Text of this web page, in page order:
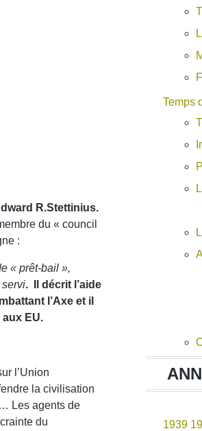
R.Stettinius.
du « council
:
« prêt-bail »,
servi. Il décrit l’aide
l’Axe et il
EU.
l’Union
la civilisation
Les agents de
du
Temps
1939